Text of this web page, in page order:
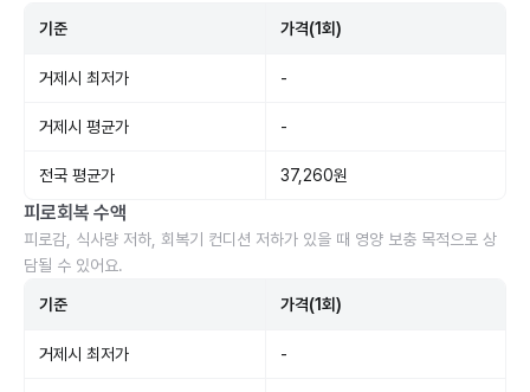
기준 가격(1회)
거제시 최저가 -
거제시 평균가 -
전국 평균가 37,260원
피로회복 수액
피로감, 식사량 저하, 회복기 컨디션 저하가 있을 때 영양 보충 목적으로 상
담될 수 있어요.
기준 가격(1회)
거제시 최저가 -